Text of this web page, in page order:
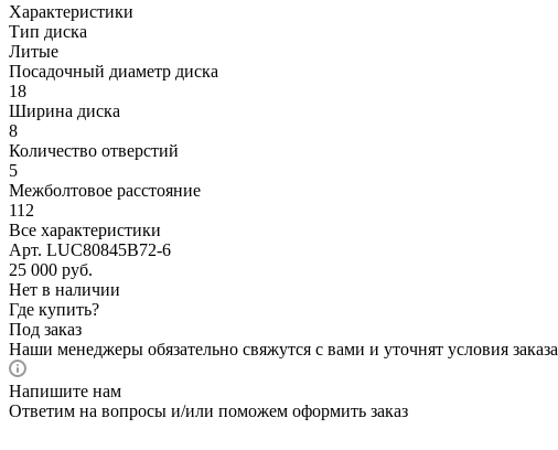
Характеристики
Тип диска
Литые
Посадочный диаметр диска
18
Ширина диска
8
Количество отверстий
5
Межболтовое расстояние
112
Все характеристики
Арт. LUC80845B72-6
25 000 руб.
Нет в наличии
Где купить?
Под заказ
Наши менеджеры обязательно свяжутся с вами и уточнят условия заказа
Напишите нам
Ответим на вопросы и/или поможем оформить заказ